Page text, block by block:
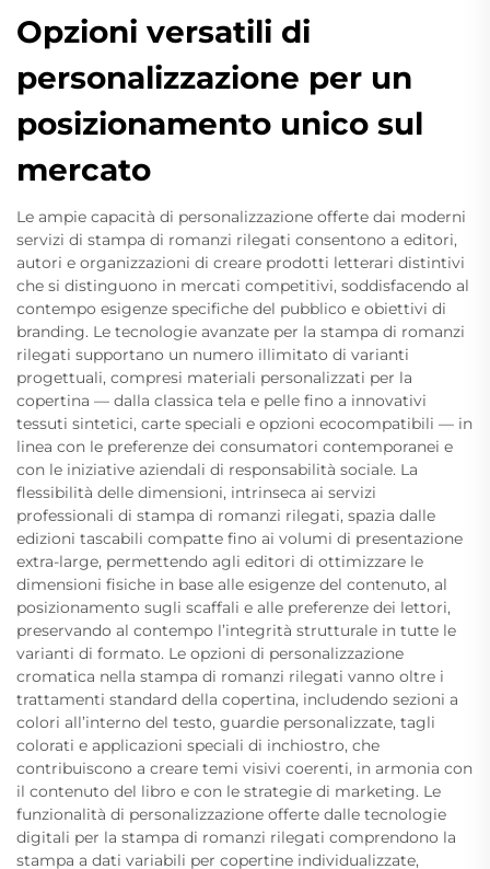
Opzioni versatili di
personalizzazione per un
posizionamento unico sul
mercato
Le ampie capacità di personalizzazione offerte dai moderni
servizi di stampa di romanzi rilegati consentono a editori,
autori e organizzazioni di creare prodotti letterari distintivi
che si distinguono in mercati competitivi, soddisfacendo al
contempo esigenze specifiche del pubblico e obiettivi di
branding. Le tecnologie avanzate per la stampa di romanzi
rilegati supportano un numero illimitato di varianti
progettuali, compresi materiali personalizzati per la
copertina — dalla classica tela e pelle fino a innovativi
tessuti sintetici, carte speciali e opzioni ecocompatibili — in
linea con le preferenze dei consumatori contemporanei e
con le iniziative aziendali di responsabilità sociale. La
flessibilità delle dimensioni, intrinseca ai servizi
professionali di stampa di romanzi rilegati, spazia dalle
edizioni tascabili compatte fino ai volumi di presentazione
extra-large, permettendo agli editori di ottimizzare le
dimensioni fisiche in base alle esigenze del contenuto, al
posizionamento sugli scaffali e alle preferenze dei lettori,
preservando al contempo l’integrità strutturale in tutte le
varianti di formato. Le opzioni di personalizzazione
cromatica nella stampa di romanzi rilegati vanno oltre i
trattamenti standard della copertina, includendo sezioni a
colori all’interno del testo, guardie personalizzate, tagli
colorati e applicazioni speciali di inchiostro, che
contribuiscono a creare temi visivi coerenti, in armonia con
il contenuto del libro e con le strategie di marketing. Le
funzionalità di personalizzazione offerte dalle tecnologie
digitali per la stampa di romanzi rilegati comprendono la
stampa a dati variabili per copertine individualizzate,